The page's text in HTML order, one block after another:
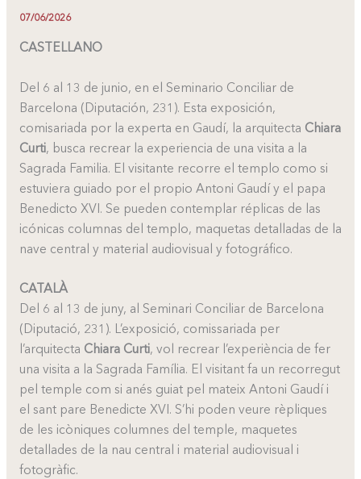
07/06/2026
CASTELLANO
Del 6 al 13 de junio, en el Seminario Conciliar de
Barcelona (Diputación, 231). Esta exposición,
comisariada por la experta en Gaudí, la arquitecta Chiara
Curti, busca recrear la experiencia de una visita a la
Sagrada Familia. El visitante recorre el templo como si
estuviera guiado por el propio Antoni Gaudí y el papa
Benedicto XVI. Se pueden contemplar réplicas de las
icónicas columnas del templo, maquetas detalladas de la
nave central y material audiovisual y fotográfico.
CATALÀ
Del 6 al 13 de juny, al Seminari Conciliar de Barcelona
(Diputació, 231). L’exposició, comissariada per
l’arquitecta Chiara Curti, vol recrear l’experiència de fer
una visita a la Sagrada Família. El visitant fa un recorregut
pel temple com si anés guiat pel mateix Antoni Gaudí i
el sant pare Benedicte XVI. S’hi poden veure rèpliques
de les icòniques columnes del temple, maquetes
detallades de la nau central i material audiovisual i
fotogràfic.